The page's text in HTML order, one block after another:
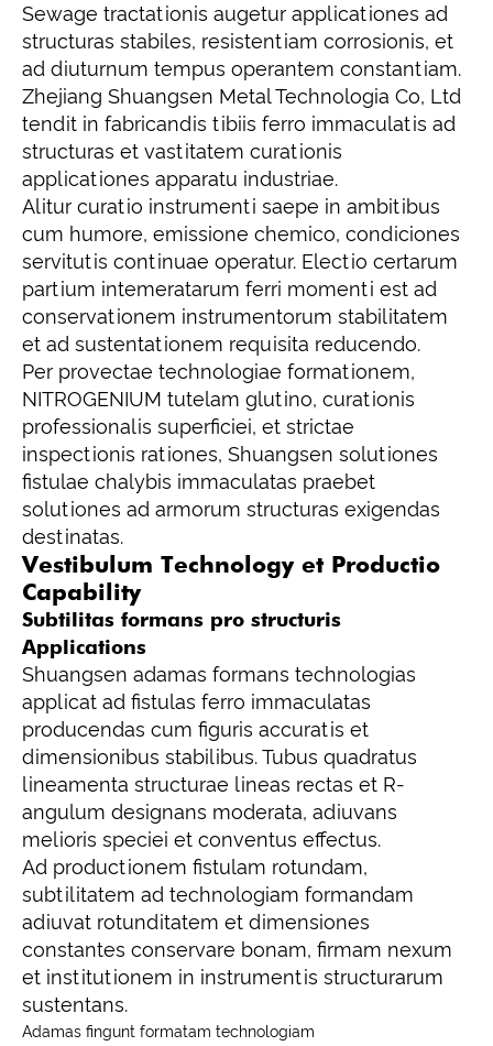
Sewage tractationis augetur applicationes ad
structuras stabiles, resistentiam corrosionis, et
ad diuturnum tempus operantem constantiam.
Zhejiang Shuangsen Metal Technologia Co, Ltd
tendit in fabricandis tibiis ferro immaculatis ad
structuras et vastitatem curationis
applicationes apparatu industriae.
Alitur curatio instrumenti saepe in ambitibus
cum humore, emissione chemico, condiciones
servitutis continuae operatur. Electio certarum
partium intemeratarum ferri momenti est ad
conservationem instrumentorum stabilitatem
et ad sustentationem requisita reducendo.
Per provectae technologiae formationem,
NITROGENIUM tutelam glutino, curationis
professionalis superficiei, et strictae
inspectionis rationes, Shuangsen solutiones
fistulae chalybis immaculatas praebet
solutiones ad armorum structuras exigendas
destinatas.
Vestibulum Technology et Productio
Capability
Subtilitas formans pro structuris
Applications
Shuangsen adamas formans technologias
applicat ad fistulas ferro immaculatas
producendas cum figuris accuratis et
dimensionibus stabilibus. Tubus quadratus
lineamenta structurae lineas rectas et R-
angulum designans moderata, adiuvans
melioris speciei et conventus effectus.
Ad productionem fistulam rotundam,
subtilitatem ad technologiam formandam
adiuvat rotunditatem et dimensiones
constantes conservare bonam, firmam nexum
et institutionem in instrumentis structurarum
sustentans.
Adamas fingunt formatam technologiam